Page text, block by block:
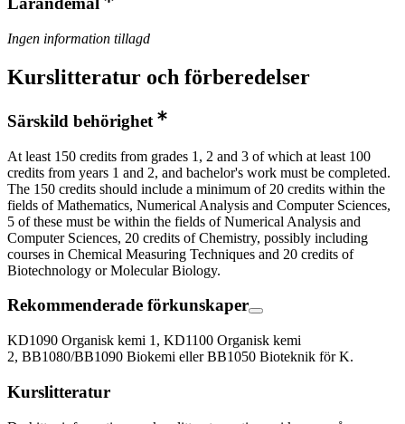
Ingen information tillagd
Kurslitteratur och förberedelser
Särskild behörighet
At least 150 credits from grades 1, 2 and 3 of which at least 100
credits from years 1 and 2, and bachelor's work must be completed.
The 150 credits should include a minimum of 20 credits within the
fields of Mathematics, Numerical Analysis and Computer Sciences,
5 of these must be within the fields of Numerical Analysis and
Computer Sciences, 20 credits of Chemistry, possibly including
courses in Chemical Measuring Techniques and 20 credits of
Biotechnology or Molecular Biology.
Rekommenderade förkunskaper
KD1090 Organisk kemi 1, KD1100 Organisk kemi
2, BB1080/BB1090 Biokemi eller BB1050 Bioteknik för K.
Kurslitteratur